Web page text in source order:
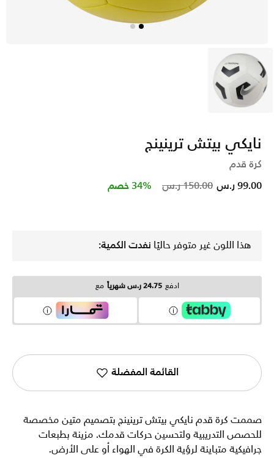
أبيض
نايكي بيتش ترينينج
كرة قدم
Price reduced from
150.00 ر.س to 99.00 ر.س 34% خصم
هذا اللون غير متوفر حاليًا نفدت الكمية:
ادفع 24.75 ر.س شهرياً مع
القائمة المفضلة
صممت كرة قدم نايكي بيتش ترينينج بتصميم متين مخصصة
للحصص التدريبية ولتحسين حركات قدمك. مزينة بطبعات
جرافيكية متباينة لرؤية الكرة في الهواء أو على الأرض.